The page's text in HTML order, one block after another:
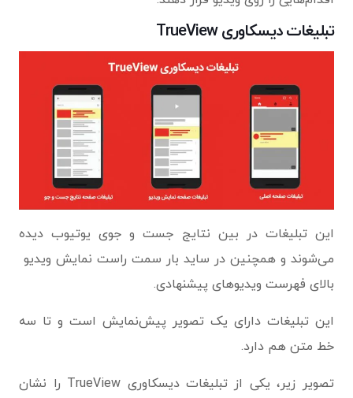
تبلیغات دیسکاوری TrueView
این تبلیغات در بین نتایج جست و جوی یوتیوب دیده
می‌شوند و همچنین در ساید بار سمت راست نمایش ویدیو
بالای فهرست ویدیوهای پیشنهادی.
این تبلیغات دارای یک تصویر پیش‌نمایش است و تا سه
خط متن هم دارد.
تصویر زیر، یکی از تبلیغات دیسکاوری TrueView را نشان